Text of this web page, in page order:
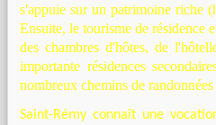
s'appuie sur un patrimoine riche (
Ensuite, le tourisme de résidence
des chambres d'hôtes, de
importante résidences
nombreux chemins de
Saint-Rémy connaît une